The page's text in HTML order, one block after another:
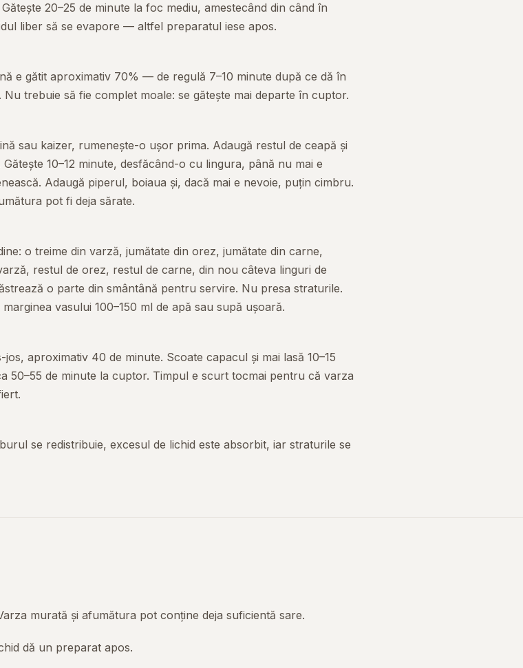
20–25 de minute la foc mediu, amestecând din când în
liber să se evapore — altfel preparatul iese apos.
e gătit aproximativ 70% — de regulă 7–10 minute după ce dă în
trebuie să fie complet moale: se gătește mai departe în cuptor.
sau kaizer, rumenește-o ușor prima. Adaugă restul de ceapă și
10–12 minute, desfăcând-o cu lingura, până nu mai e
Adaugă piperul, boiaua și, dacă mai e nevoie, puțin cimbru.
pot fi deja sărate.
o treime din varză, jumătate din orez, jumătate din carne,
restul de orez, restul de carne, din nou câteva linguri de
o parte din smântână pentru servire. Nu presa straturile.
vasului 100–150 ml de apă sau supă ușoară.
aproximativ 40 de minute. Scoate capacul și mai lasă 10–15
50–55 de minute la cuptor. Timpul e scurt tocmai pentru că varza
se redistribuie, excesul de lichid este absorbit, iar straturile se
murată și afumătura pot conține deja suficientă sare.
dă un preparat apos.